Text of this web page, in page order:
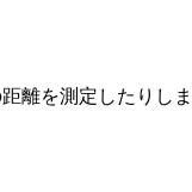
を測定したりし